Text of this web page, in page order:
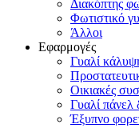
Διακόπτης
Φωτιστικό
Άλλοι
Εφαρμογές
Γυαλί
Οικιακές
Γυαλί πάνελ
Έξυπνο